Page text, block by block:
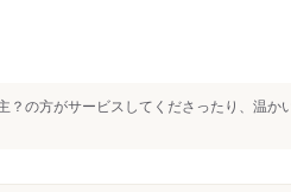
？の方がサービスしてくださったり、温か